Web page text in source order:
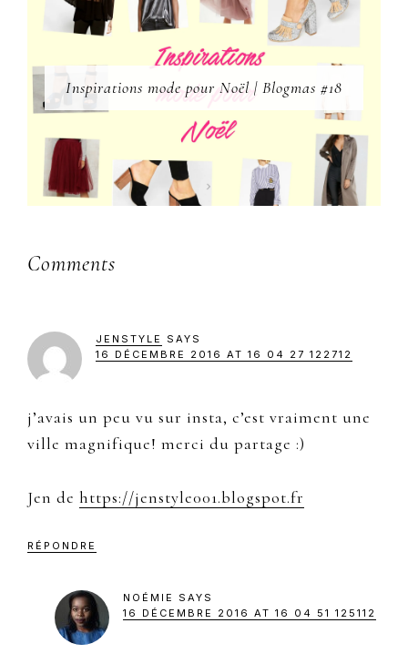
Inspirations mode pour Noël | Blogmas #18
Reader
Comments
JENSTYLE
SAYS
16 DÉCEMBRE 2016 AT 16 04 27 122712
j’avais un peu vu sur insta, c’est vraiment une
ville magnifique! merci du partage :)
Jen de https://jenstyle001.blogspot.fr
RÉPONDRE
NOÉMIE
SAYS
16 DÉCEMBRE 2016 AT 16 04 51 125112